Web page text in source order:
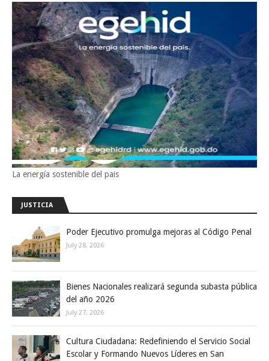
La energía sostenible del pais
JUSTICIA
Poder Ejecutivo promulga mejoras al Código Penal
July 28, 2026
Bienes Nacionales realizará segunda subasta pública
del año 2026
July 27, 2026
Cultura Ciudadana: Redefiniendo el Servicio Social
Escolar y Formando Nuevos Líderes en San